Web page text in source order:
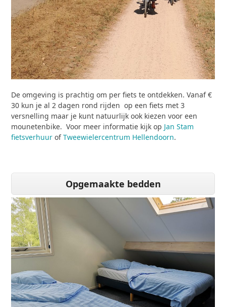
De omgeving is prachtig om per fiets te ontdekken. Vanaf €
30 kun je al 2 dagen rond rijden op een fiets met 3
versnelling maar je kunt natuurlijk ook kiezen voor een
mounetenbike. Voor meer informatie kijk op Jan Stam
fietsverhuur ofTweewielercentrum Hellendoorn.
Opgemaakte bedden